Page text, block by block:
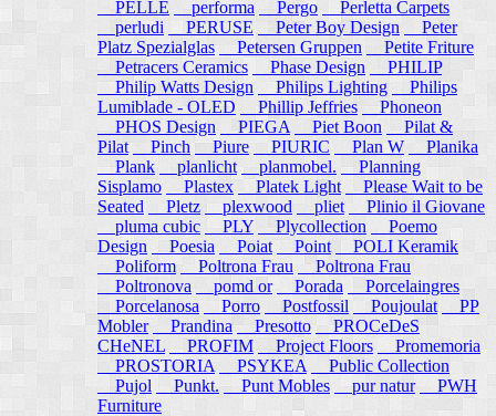
PELLE
performa Pergo
Perletta Carpets
perludi
PERUSE Peter Boy Design
Peter
Platz Spezialglas
Petersen Gruppen
Petite Friture
Petracers Ceramics
Phase Design
PHILIP
Philip Watts Design
Philips Lighting
Philips
Lumiblade - OLED
Phillip Jeffries
Phoneon
PHOS Design
PIEGA Piet Boon
Pilat &
Pilat
Pinch Piure PIURIC Plan W
Planika
Plank
planlicht planmobel. Planning
Sisplamo
Plastex Platek Light
Please Wait to be
Seated
Pletz plexwood pliet
Plinio il Giovane
pluma cubic
PLY Plycollection
Poemo
Design
Poesia Poiat Point
POLI Keramik
Poliform
Poltrona Frau
Poltrona Frau
Poltronova
pomd or Porada
Porcelaingres
Porcelanosa
Porro Postfossil Poujoulat
PP
Mobler
Prandina Presotto
PROCeDeS
CHeNEL
PROFIM Project Floors
Promemoria
PROSTORIA
PSYKEA
Public Collection
Pujol
Punkt. Punt Mobles pur natur
PWH
Furniture